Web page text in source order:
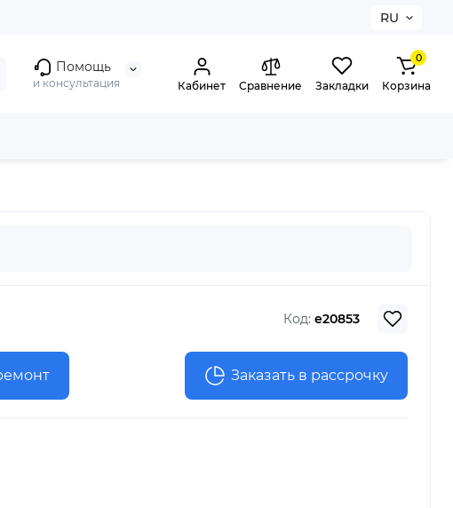
RU
Помощь
и консультация Кабинет Сравнение Закладки
0
Корзина
Код: e20853
Заказать в рассрочку